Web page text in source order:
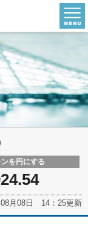
ンを円にする
08月08日 14：25更新